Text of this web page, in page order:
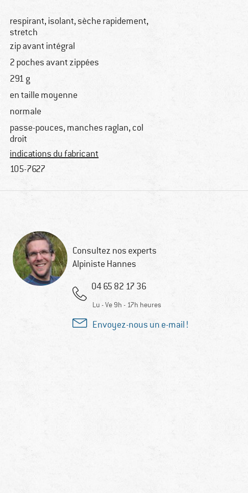
respirant, isolant, sèche rapidement,
stretch
zip avant intégral
2 poches avant zippées
291 g
en taille moyenne
normale
passe-pouces, manches raglan, col
droit
indications du fabricant
105-7627
Consultez nos experts
Alpiniste Hannes
04 65 82 17 36
Lu - Ve 9h - 17h heures
Envoyez-nous un e-mail !